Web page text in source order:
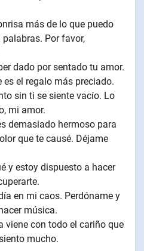
más de lo que puedo
palabras. Por favor,
dado por sentado tu amor.
es el regalo más preciado.
sin ti se siente vacío. Lo
mi amor.
demasiado hermoso para
que te causé. Déjame
y estoy dispuesto a hacer
en mi caos. Perdóname y
música.
viene con todo el cariño que
mucho.